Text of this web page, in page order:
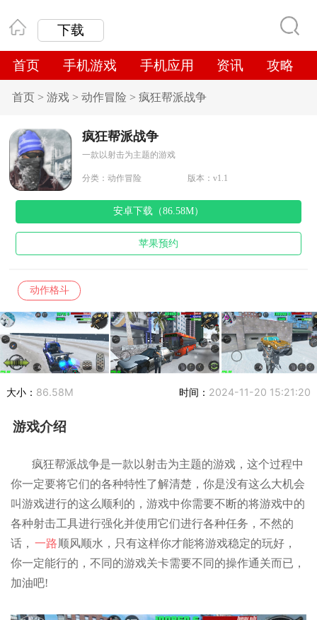
下载
首页 手机游戏 手机应用 资讯 攻略
首页 > 游戏 > 动作冒险 > 疯狂帮派战争
疯狂帮派战争
一款以射击为主题的游戏
分类： 动作冒险 版本：v1.1
安卓下载（86.58M）
苹果预约
动作格斗
大小： 86.58M 时间： 2024-11-20 15:21:20
游戏介绍
疯狂帮派战争是一款以射击为主题的游戏，这个过程中
你一定要将它们的各种特性了解清楚，你是没有这么大机会
叫游戏进行的这么顺利的，游戏中你需要不断的将游戏中的
各种射击工具进行强化并使用它们进行各种任务，不然的
话， 一路顺风顺水，只有这样你才能将游戏稳定的玩好，
你一定能行的，不同的游戏关卡需要不同的操作通关而已，
加油吧!